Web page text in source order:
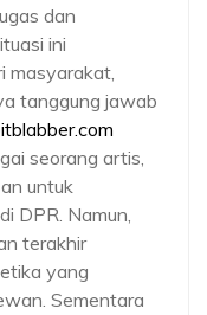
dan
ini
masyarakat,
tanggung jawab
seorang artis,
untuk
DPR. Namun,
terakhir
yang
Sementara